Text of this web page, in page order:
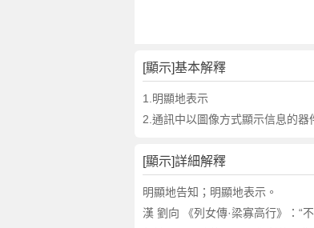
反
義
詞
近
詞
顯
示
[顯示]基本解釋
1.明顯地表示
2.通訊中以圖像方式顯示信息的器
[顯示]詳細解釋
明顯地告知；明顯地表示。
漢 劉向 《列女傳·梁寡高行》：“